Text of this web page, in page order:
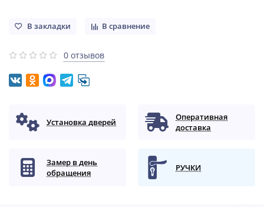
В закладки В сравнение
0 отзывов
Установка дверей
Оперативная
доставка
Замер в день
обращения
РУЧКИ